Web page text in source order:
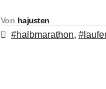
Von hajusten
#halbmarathon,